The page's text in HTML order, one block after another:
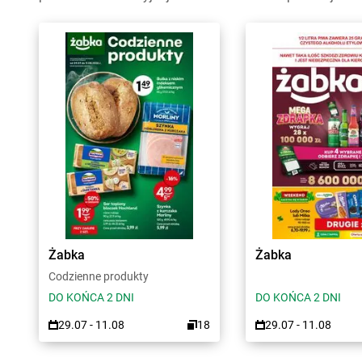
Żabka
Codzienne produkty
DO KOŃCA 2 DNI
29.07 - 11.08 18
Żabka
DO KOŃCA 2 DNI
29.07 - 11.08